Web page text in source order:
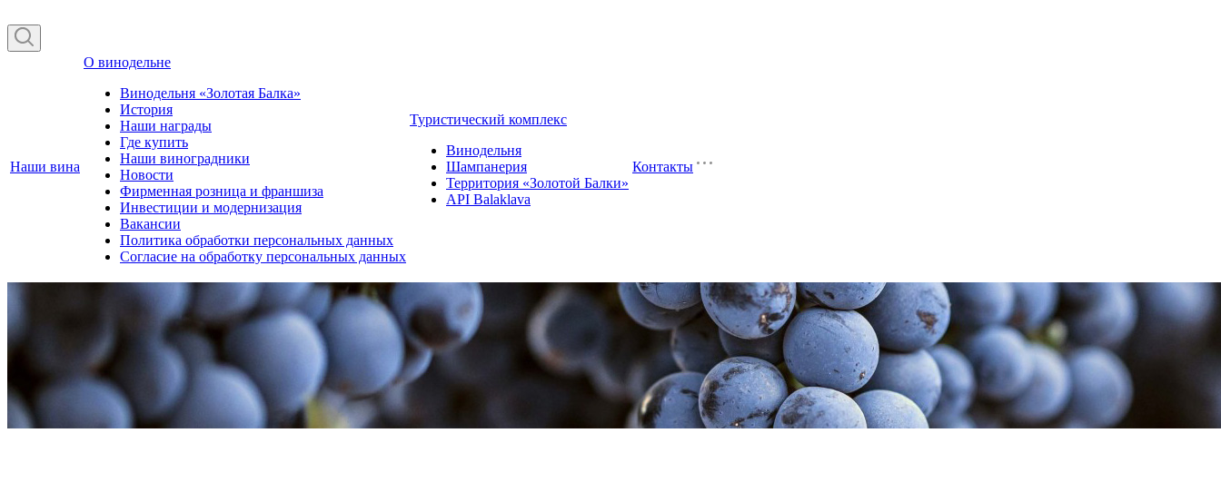
Наши вина
О винодельне
Винодельня «Золотая Балка»
История
Наши награды
Где купить
Наши виноградники
Новости
Фирменная розница и франшиза
Инвестиции и модернизация
Вакансии
Политика обработки персональных данных
Согласие на обработку персональных данных
Туристический комплекс
Винодельня
Шампанерия
Территория «Золотой Балки»
API Balaklava
Контакты